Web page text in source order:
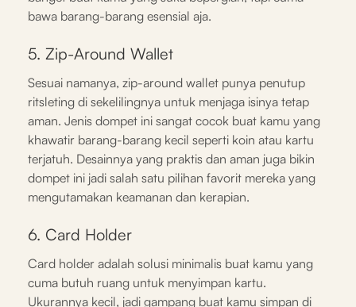
bawa barang-barang esensial aja.
5. Zip-Around Wallet
Sesuai namanya, zip-around wallet punya penutup
ritsleting di sekelilingnya untuk menjaga isinya tetap
aman. Jenis dompet ini sangat cocok buat kamu yang
khawatir barang-barang kecil seperti koin atau kartu
terjatuh. Desainnya yang praktis dan aman juga bikin
dompet ini jadi salah satu pilihan favorit mereka yang
mengutamakan keamanan dan kerapian.
6. Card Holder
Card holder adalah solusi minimalis buat kamu yang
cuma butuh ruang untuk menyimpan kartu.
Ukurannya kecil, jadi gampang buat kamu simpan di